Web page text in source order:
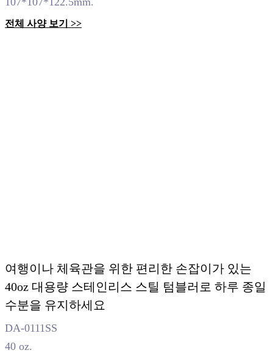
전체 사양 보기 >>
여행이나 체육관을 위한 편리한 손잡이가 있는
40oz 대용량 스테인리스 스틸 텀블러로 하루 종일
수분을 유지하세요
DA-0111SS
40 oz.